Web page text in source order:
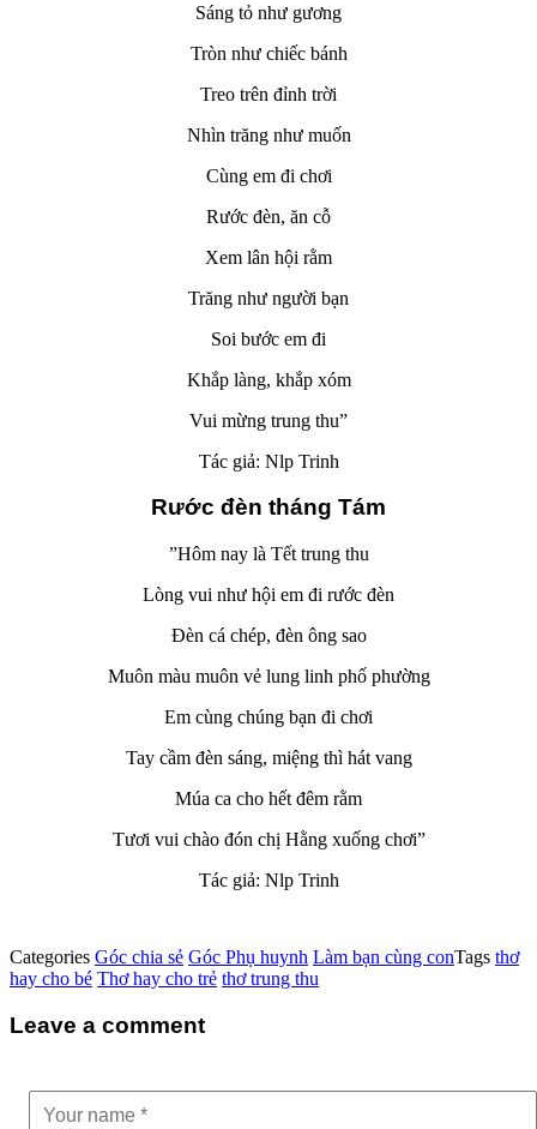
Sáng tỏ như gương
Tròn như chiếc bánh
Treo trên đỉnh trời
Nhìn trăng như muốn
Cùng em đi chơi
Rước đèn, ăn cỗ
Xem lân hội rằm
Trăng như người bạn
Soi bước em đi
Khắp làng, khắp xóm
Vui mừng trung thu”
Tác giả: Nlp Trinh
Rước đèn tháng Tám
”Hôm nay là Tết trung thu
Lòng vui như hội em đi rước đèn
Đèn cá chép, đèn ông sao
Muôn màu muôn vẻ lung linh phố phường
Em cùng chúng bạn đi chơi
Tay cầm đèn sáng, miệng thì hát vang
Múa ca cho hết đêm rằm
Tươi vui chào đón chị Hằng xuống chơi”
Tác giả: Nlp Trinh
Categories Góc chia sẻ Góc Phụ huynh Làm bạn cùng conTags thơ
hay cho bé Thơ hay cho trẻ thơ trung thu
Leave a comment